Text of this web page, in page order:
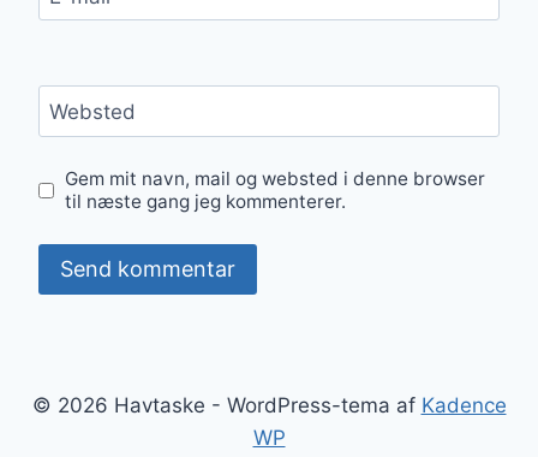
Websted
Gem mit navn, mail og websted i denne browser
til næste gang jeg kommenterer.
© 2026 Havtaske - WordPress-tema af Kadence
WP